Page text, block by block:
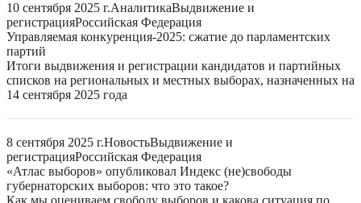
10 сентября 2025 г.АналитикаВыдвижение и
регистрацияРоссийская Федерация
Управляемая конкуренция-2025: сжатие до парламентских
партий
Итоги выдвижения и регистрации кандидатов и партийных
списков на региональных и местных выборах, назначенных на
14 сентября 2025 года
8 сентября 2025 г.НовостьВыдвижение и
регистрацияРоссийская Федерация
«Атлас выборов» опубликовал Индекс (не)свободы
губернаторских выборов: что это такое?
Как мы оцениваем свободу выборов и какова ситуация по